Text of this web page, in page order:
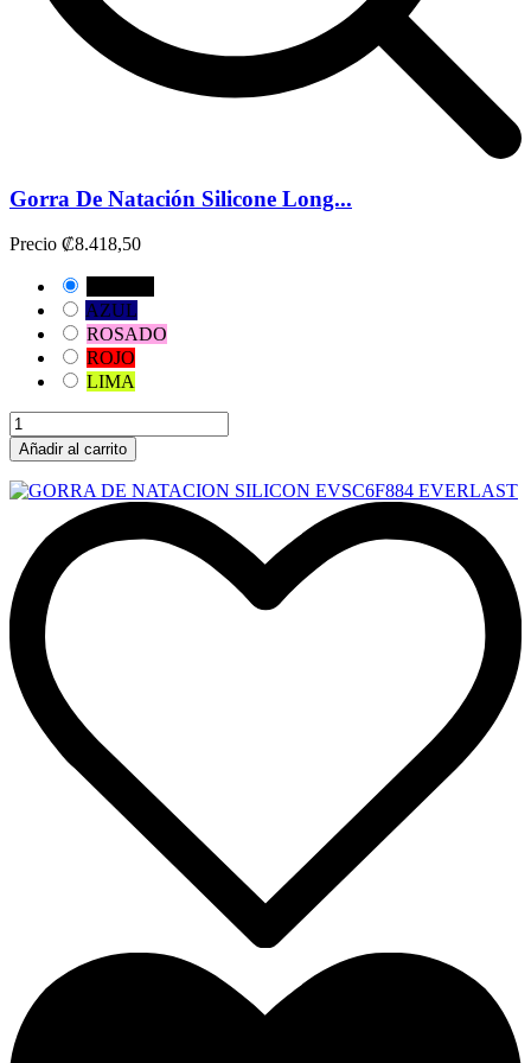
Gorra De Natación Silicone Long...
Precio ₡8.418,50
AZUL
ROSADO
ROJO
LIMA
Añadir al carrito